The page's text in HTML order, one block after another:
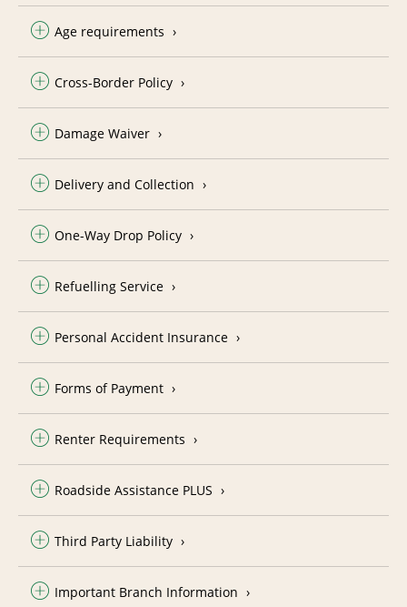
Age requirements
Cross-Border Policy
Damage Waiver
Delivery and Collection
One-Way Drop Policy
Refuelling Service
Personal Accident Insurance
Forms of Payment
Renter Requirements
Roadside Assistance PLUS
Third Party Liability
Important Branch Information